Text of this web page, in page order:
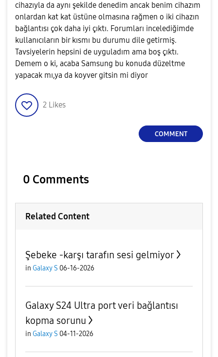
cihazıyla da aynı şekilde denedim ancak benim cihazım
onlardan kat kat üstüne olmasına rağmen o iki cihazın
bağlantısı çok daha iyi çıktı. Forumları incelediğimde
kullanıcıların bir kısmı bu durumu dile getirmiş.
Tavsiyelerin hepsini de uyguladım ama boş çıktı.
Demem o ki, acaba Samsung bu konuda düzeltme
yapacak mı,ya da koyver gitsin mi diyor
2 Likes
COMMENT
0 Comments
Related Content
Şebeke -karşı tarafın sesi gelmiyor
in Galaxy S 06-16-2026
Galaxy S24 Ultra port veri bağlantısı
kopma sorunu
in Galaxy S 04-11-2026